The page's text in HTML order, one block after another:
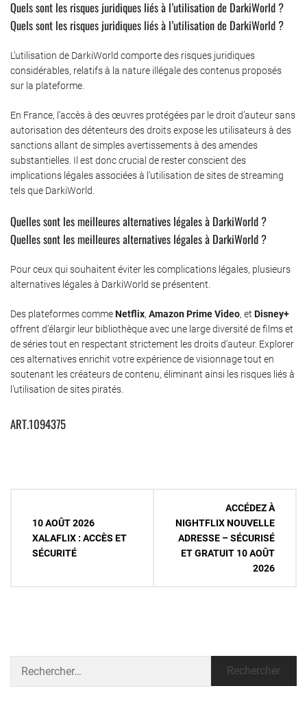
Quels sont les risques juridiques liés à l’utilisation de DarkiWorld ?
Quels sont les risques juridiques liés à l’utilisation de DarkiWorld ?
L’utilisation de DarkiWorld comporte des risques juridiques
considérables, relatifs à la nature illégale des contenus proposés
sur la plateforme.
En France, l’accès à des œuvres protégées par le droit d’auteur sans
autorisation des détenteurs des droits expose les utilisateurs à des
sanctions allant de simples avertissements à des amendes
substantielles. Il est donc crucial de rester conscient des
implications légales associées à l’utilisation de sites de streaming
tels que DarkiWorld.
Quelles sont les meilleures alternatives légales à DarkiWorld ?
Quelles sont les meilleures alternatives légales à DarkiWorld ?
Pour ceux qui souhaitent éviter les complications légales, plusieurs
alternatives légales à DarkiWorld se présentent.
Des plateformes commeNetflix, Amazon Prime Video, et Disney+
offrent d’élargir leur bibliothèque avec une large diversité de films et
de séries tout en respectant strictement les droits d’auteur. Explorer
ces alternatives enrichit votre expérience de visionnage tout en
soutenant les créateurs de contenu, éliminant ainsi les risques liés à
l’utilisation de sites piratés.
ART.1094375
l’article
10 AOÛT 2026
XALAFLIX : ACCÈS ET
SÉCURITÉ
ACCÉDEZ À
NIGHTFLIX NOUVELLE
ADRESSE – SÉCURISÉ
ET GRATUIT 10 AOÛT
2026